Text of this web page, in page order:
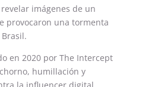
imágenes de un
provocaron una tormenta
en 2020 por The Intercept
humillación y